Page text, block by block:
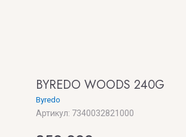
BYREDO WOODS 240G
Byredo
Артикул: 7340032821000